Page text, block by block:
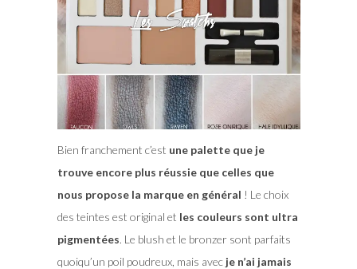
Bien franchement c’est une palette que je
trouve encore plus réussie que celles que
nous propose la marque en général ! Le choix
des teintes est original et les couleurs sont ultra
pigmentées. Le blush et le bronzer sont parfaits
quoiqu’un poil poudreux, mais avec je n’ai jamais